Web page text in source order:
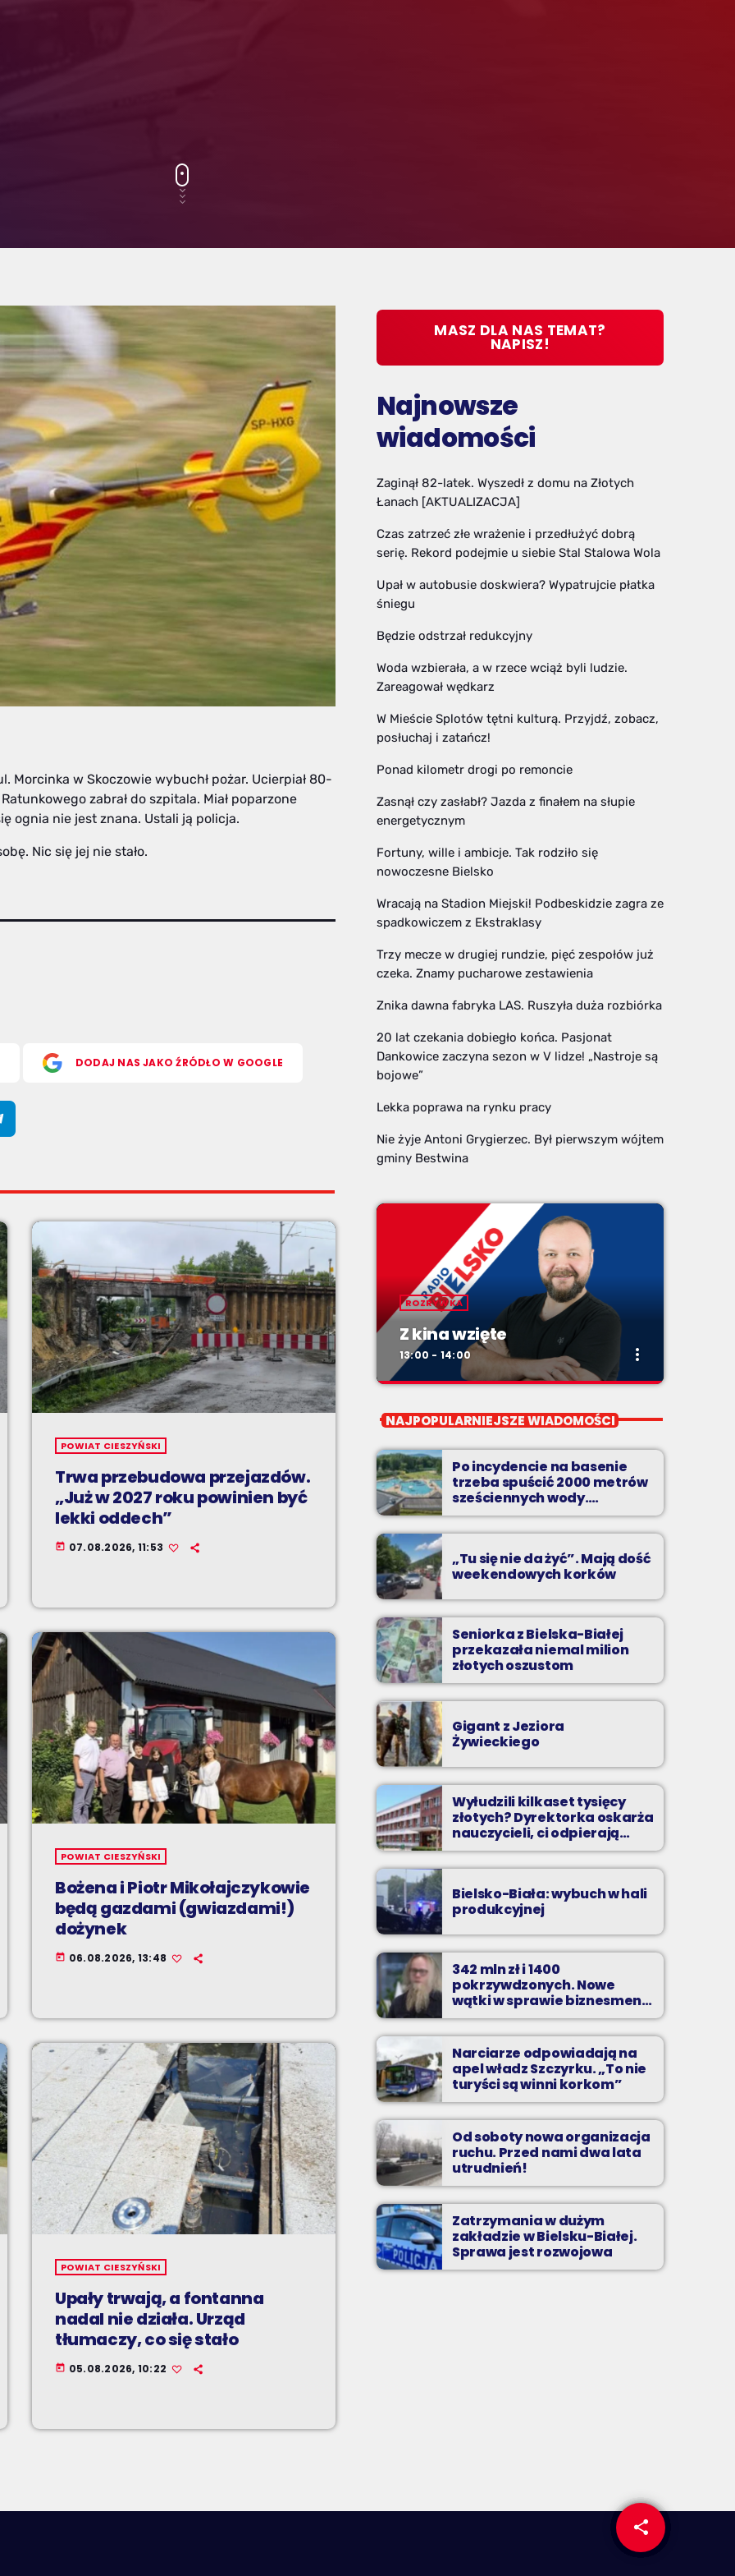
share
email
Morcinka w Skoczowie wybuchł pożar. Ucierpiał 80-
zabrał do szpitala. Miał poparzone
ognia nie jest znana. Ustali ją policja.
Nic się jej nie stało.
DODAJ NAS JAKO ŹRÓDŁO W GOOGLE
POWIAT CIESZYŃSKI
Trwa przebudowa przejazdów.
„Już w 2027 roku powinien być
lekki oddech”
today 07.08.2026, 11:53
POWIAT CIESZYŃSKI
Bożena i Piotr Mikołajczykowie
będą gazdami (gwiazdami!)
dożynek
today 06.08.2026, 13:48
POWIAT CIESZYŃSKI
Upały trwają, a fontanna
nadal nie działa. Urząd
tłumaczy, co się stało
today 05.08.2026, 10:22
MASZ DLA NAS TEMAT?
NAPISZ!
Najnowsze
wiadomości
Zaginął 82-latek. Wyszedł z domu na Złotych
Łanach [AKTUALIZACJA]
Czas zatrzeć złe wrażenie i przedłużyć dobrą
serię. Rekord podejmie u siebie Stal Stalowa Wola
Upał w autobusie doskwiera? Wypatrujcie płatka
śniegu
Będzie odstrzał redukcyjny
Woda wzbierała, a w rzece wciąż byli ludzie.
Zareagował wędkarz
W Mieście Splotów tętni kulturą. Przyjdź, zobacz,
posłuchaj i zatańcz!
Ponad kilometr drogi po remoncie
Zasnął czy zasłabł? Jazda z finałem na słupie
energetycznym
Fortuny, wille i ambicje. Tak rodziło się
nowoczesne Bielsko
Wracają na Stadion Miejski! Podbeskidzie zagra ze
spadkowiczem z Ekstraklasy
Trzy mecze w drugiej rundzie, pięć zespołów już
czeka. Znamy pucharowe zestawienia
Znika dawna fabryka LAS. Ruszyła duża rozbiórka
20 lat czekania dobiegło końca. Pasjonat
Dankowice zaczyna sezon w V lidze! „Nastroje są
bojowe”
Lekka poprawa na rynku pracy
Nie żyje Antoni Grygierzec. Był pierwszym wójtem
gminy Bestwina
ROZRYWKA
Z kina wzięte
13:00 - 14:00 more_vert
Z kina wzięte
Z Kina Wzięte to audycja w której film
występuje roli głównej.
NAJPOPULARNIEJSZE WIADOMOŚCI
Po incydencie na basenie
trzeba spuścić 2000 metrów
sześciennych wody.
„Ogromne koszty i ogromna
praca”
„Tu się nie da żyć”. Mają dość
weekendowych korków
Seniorka z Bielska-Białej
przekazała niemal milion
złotych oszustom
Gigant z Jeziora
Żywieckiego
Wyłudzili kilkaset tysięcy
złotych? Dyrektorka oskarża
nauczycieli, ci odpierają
zarzuty
Bielsko-Biała: wybuch w hali
produkcyjnej
342 mln zł i 1400
pokrzywdzonych. Nowe
wątki w sprawie biznesmena
z Bielska-Białej
Narciarze odpowiadają na
apel władz Szczyrku. „To nie
turyści są winni korkom”
Od soboty nowa organizacja
ruchu. Przed nami dwa lata
utrudnień!
Zatrzymania w dużym
zakładzie w Bielsku-Białej.
Sprawa jest rozwojowa